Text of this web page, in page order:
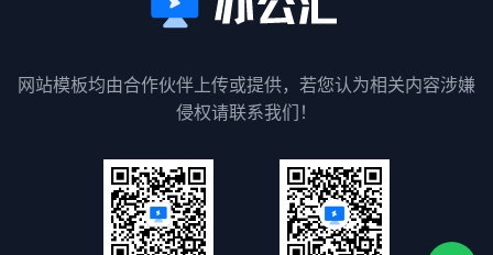
网站模板均由合作伙伴上传或提供，若您认为相关内容涉嫌
侵权请联系我们！